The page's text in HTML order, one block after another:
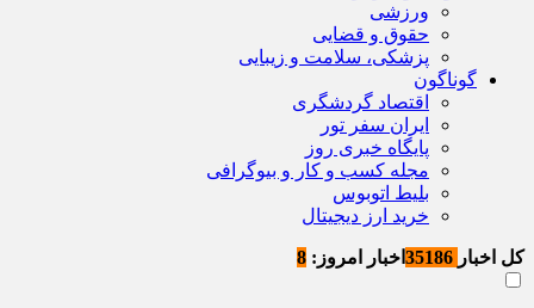
ورزشی
حقوق و قضایی
پزشکی، سلامت و زیبایی
گوناگون
اقتصاد گردشگری
ایران سفر تور
پایگاه خبری روز
مجله کسب و کار و بیوگرافی
بلیط اتوبوس
خرید ارز دیجیتال
کل اخبار اخبار امروز: 8